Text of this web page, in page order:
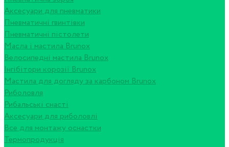
Аксесуари для пневматики
Пневматичні гвинтівки
Пневматичні пістолети
Масла і мастила Brunox
Велосипедні мастила Brunox
Інгібітори корозії Brunox
Мастила для догляду за карбоном Brunox
Риболовля
Рибальські снасті
Аксесуари для риболовлі
Все для монтажу оснастки
Термопродукція